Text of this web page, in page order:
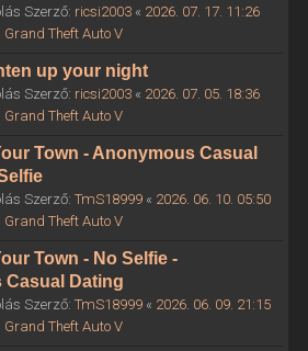
Szerző: ricsi2003« 2026. 07. 17. 11:26
Grand Theft Auto V
up your night
Szerző: ricsi2003« 2026. 07. 05. 18:36
Grand Theft Auto V
Town - Anonymous Casual
Szerző: TmS18999« 2026. 06. 10. 05:50
Grand Theft Auto V
Town - No Selfie -
Dating
Szerző: TmS18999« 2026. 06. 09. 21:15
Grand Theft Auto V